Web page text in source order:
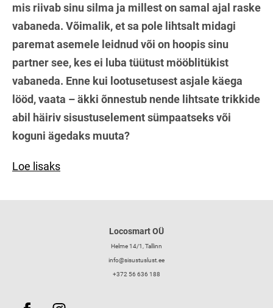
mis riivab sinu silma ja millest on samal ajal raske
vabaneda. Võimalik, et sa pole lihtsalt midagi
paremat asemele leidnud või on hoopis sinu
partner see, kes ei luba tüütust mööblitükist
vabaneda. Enne kui lootusetusest asjale käega
lööd, vaata – äkki õnnestub nende lihtsate trikkide
abil häiriv sisustuselement sümpaatseks või
koguni ägedaks muuta?
Loe lisaks
Locosmart OÜ
Helme 14/1, Tallinn
info@sisustuslust.ee
+372 56 636 188